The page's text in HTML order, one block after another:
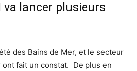
va lancer plusieurs
des Bains de Mer, et le secteur
fait un constat. De plus en